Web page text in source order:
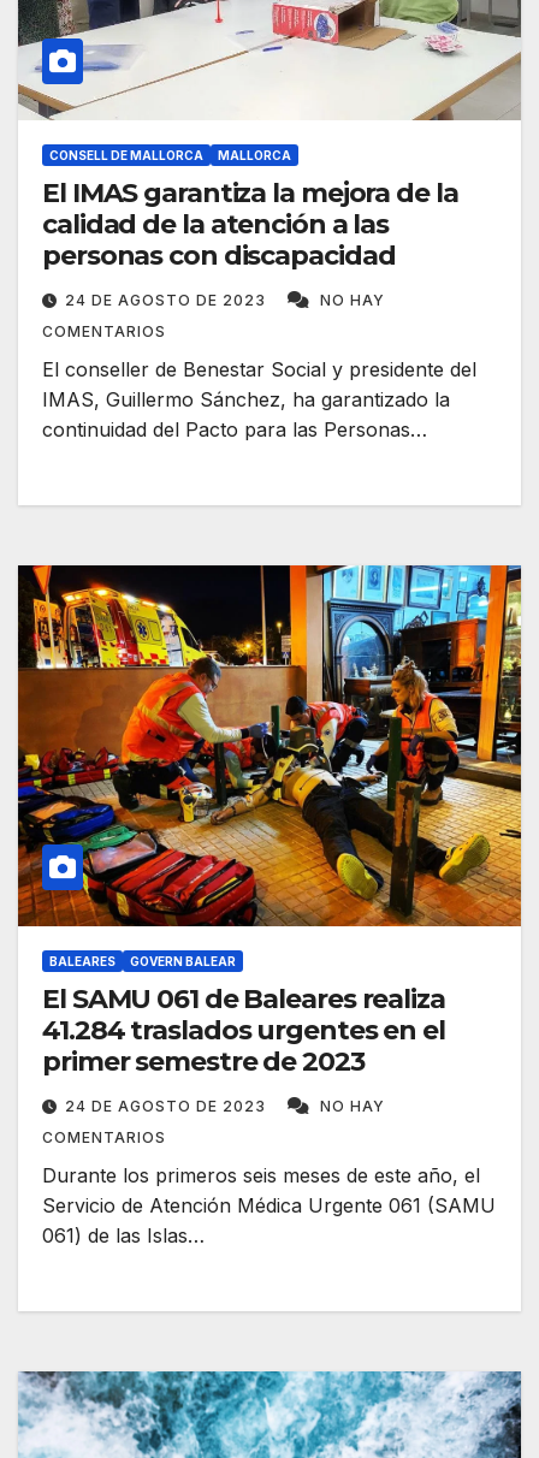
CONSELL DE MALLORCA MALLORCA
El IMAS garantiza la mejora de la
calidad de la atención a las
personas con discapacidad
24 DE AGOSTO DE 2023
NO HAY
COMENTARIOS
El conseller de Benestar Social y presidente del
IMAS, Guillermo Sánchez, ha garantizado la
continuidad del Pacto para las Personas…
BALEARES GOVERN BALEAR
El SAMU 061 de Baleares realiza
41.284 traslados urgentes en el
primer semestre de 2023
24 DE AGOSTO DE 2023
NO HAY
COMENTARIOS
Durante los primeros seis meses de este año, el
Servicio de Atención Médica Urgente 061 (SAMU
061) de las Islas…